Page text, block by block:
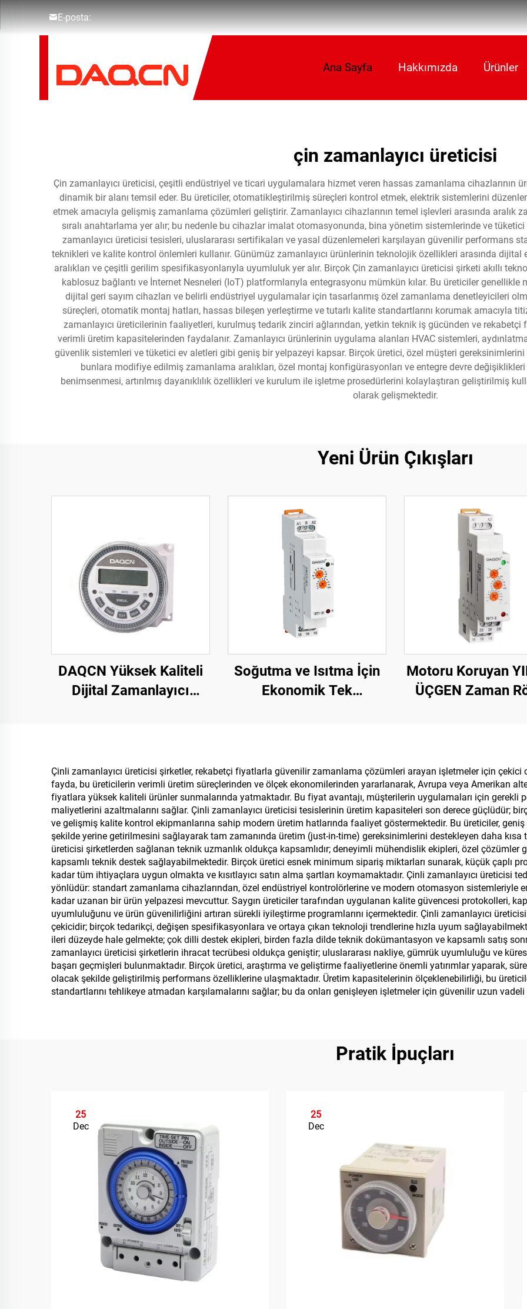
E-posta:
Ana Sayfa Hakkımızda Ürünler
çin zamanlayıcı üreticisi
Çin zamanlayıcı üreticisi, çeşitli endüstriyel ve ticari uygulamalara hizmet veren hassas zamanlama cihazlarının
dinamik bir alanı temsil eder. Bu üreticiler, otomatikleştirilmiş süreçleri kontrol etmek, elektrik sistemlerini
etmek amacıyla gelişmiş zamanlama çözümleri geliştirir. Zamanlayıcı cihazlarının temel işlevleri arasında aralık
sıralı anahtarlama yer alır; bu nedenle bu cihazlar imalat otomasyonunda, bina yönetim sistemlerinde ve
zamanlayıcı üreticisi tesisleri, uluslararası sertifikaları ve yasal düzenlemeleri karşılayan güvenilir performans
teknikleri ve kalite kontrol önlemleri kullanır. Günümüz zamanlayıcı ürünlerinin teknolojik özellikleri arasında
aralıkları ve çeşitli gerilim spesifikasyonlarıyla uyumluluk yer alır. Birçok Çin zamanlayıcı üreticisi şirketi akıllı
kablosuz bağlantı ve İnternet Nesneleri (IoT) platformlarıyla entegrasyonu mümkün kılar. Bu üreticiler genellikle
dijital geri sayım cihazları ve belirli endüstriyel uygulamalar için tasarlanmış özel zamanlama denetleyicileri
süreçleri, otomatik montaj hatları, hassas bileşen yerleştirme ve tutarlı kalite standartlarını korumak amacıyla
zamanlayıcı üreticilerinin faaliyetleri, kurulmuş tedarik zinciri ağlarından, yetkin teknik iş gücünden ve
verimli üretim kapasitelerinden faydalanır. Zamanlayıcı ürünlerinin uygulama alanları HVAC sistemleri,
güvenlik sistemleri ve tüketici ev aletleri gibi geniş bir yelpazeyi kapsar. Birçok üretici, özel müşteri
bunlara modifiye edilmiş zamanlama aralıkları, özel montaj konfigürasyonları ve entegre devre
benimsenmesi, artırılmış dayanıklılık özellikleri ve kurulum ile işletme prosedürlerini kolaylaştıran geliştirilmiş
olarak gelişmektedir.
Yeni Ürün Çıkışları
DAQCN Yüksek Kaliteli
Dijital Zamanlayıcı
Soğutma ve Isıtma İçin
Ekonomik Tek
Motoru Koruyan
ÜÇGEN Zaman
Çinli zamanlayıcı üreticisi şirketler, rekabetçi fiyatlarla güvenilir zamanlama çözümleri arayan işletmeler için
fayda, bu üreticilerin verimli üretim süreçlerinden ve ölçek ekonomilerinden yararlanarak, Avrupa veya Amerikan
fiyatlara yüksek kaliteli ürünler sunmalarında yatmaktadır. Bu fiyat avantajı, müşterilerin uygulamaları için gerekli
maliyetlerini azaltmalarını sağlar. Çinli zamanlayıcı üreticisi tesislerinin üretim kapasiteleri son derece güçlüdür;
ve gelişmiş kalite kontrol ekipmanlarına sahip modern üretim hatlarında faaliyet göstermektedir. Bu üreticiler,
şekilde yerine getirilmesini sağlayarak tam zamanında üretim (just-in-time) gereksinimlerini destekleyen daha kısa
üreticisi şirketlerden sağlanan teknik uzmanlık oldukça kapsamlıdır; deneyimli mühendislik ekipleri, özel
kapsamlı teknik destek sağlayabilmektedir. Birçok üretici esnek minimum sipariş miktarları sunarak, küçük çaplı
kadar tüm ihtiyaçlara uygun olmakta ve kısıtlayıcı satın alma şartları koymamaktadır. Çinli zamanlayıcı üreticisi
yönlüdür: standart zamanlama cihazlarından, özel endüstriyel kontrolörlerine ve modern otomasyon sistemleriyle
kadar uzanan bir ürün yelpazesi mevcuttur. Saygın üreticiler tarafından uygulanan kalite güvencesi protokolleri,
uyumluluğunu ve ürün güvenilirliğini artıran sürekli iyileştirme programlarını içermektedir. Çinli zamanlayıcı
çekicidir; birçok tedarikçi, değişen spesifikasyonlara ve ortaya çıkan teknoloji trendlerine hızla uyum
ileri düzeyde hale gelmekte; çok dilli destek ekipleri, birden fazla dilde teknik dokümantasyon ve kapsamlı satış
zamanlayıcı üreticisi şirketlerin ihracat tecrübesi oldukça geniştir; uluslararası nakliye, gümrük uyumluluğu ve
başarı geçmişleri bulunmaktadır. Birçok üretici, araştırma ve geliştirme faaliyetlerine önemli yatırımlar yaparak,
olacak şekilde geliştirilmiş performans özelliklerine ulaşmaktadır. Üretim kapasitelerinin ölçeklenebilirliği, bu
standartlarını tehlikeye atmadan karşılamalarını sağlar; bu da onları genişleyen işletmeler için güvenilir uzun
Pratik İpuçları
25
Dec
25
Dec